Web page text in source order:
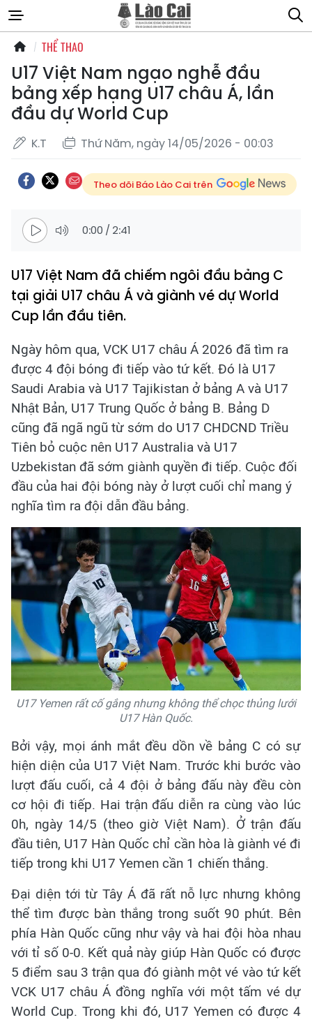
THỂ THAO
U17 Việt Nam ngạo nghễ đầu
bảng xếp hạng U17 châu Á, lần
đầu dự World Cup
K.T Thứ Năm, ngày 14/05/2026 - 00:03
Theo dõi Báo Lào Cai trên
0:00 / 2:41
U17 Việt Nam đã chiếm ngôi đầu bảng C
tại giải U17 châu Á và giành vé dự World
Cup lần đầu tiên.
Ngày hôm qua, VCK U17 châu Á 2026 đã tìm ra
được 4 đội bóng đi tiếp vào tứ kết. Đó là U17
Saudi Arabia và U17 Tajikistan ở bảng A và U17
Nhật Bản, U17 Trung Quốc ở bảng B. Bảng D
cũng đã ngã ngũ từ sớm do U17 CHDCND Triều
Tiên bỏ cuộc nên U17 Australia và U17
Uzbekistan đã sớm giành quyền đi tiếp. Cuộc đối
đầu của hai đội bóng này ở lượt cuối chỉ mang ý
nghĩa tìm ra đội dẫn đầu bảng.
U17 Yemen rất cố gắng nhưng không thể chọc thủng lưới
U17 Hàn Quốc.
Bởi vậy, mọi ánh mắt đều dồn về bảng C có sự
hiện diện của U17 Việt Nam. Trước khi bước vào
lượt đấu cuối, cả 4 đội ở bảng đấu này đều còn
cơ hội đi tiếp. Hai trận đấu diễn ra cùng vào lúc
0h, ngày 14/5 (theo giờ Việt Nam). Ở trận đấu
đầu tiên, U17 Hàn Quốc chỉ cần hòa là giành vé đi
tiếp trong khi U17 Yemen cần 1 chiến thắng.
Đại diện tới từ Tây Á đã rất nỗ lực nhưng không
thể tìm được bàn thắng trong suốt 90 phút. Bên
phía Hàn Quốc cũng như vậy và hai đội hòa nhau
với tỉ số 0-0. Kết quả này giúp Hàn Quốc có được
5 điểm sau 3 trận qua đó giành một vé vào tứ kết
VCK U17 châu Á đồng nghĩa với một tấm vé dự
World Cup. Trong khi đó, U17 Yemen có được 4